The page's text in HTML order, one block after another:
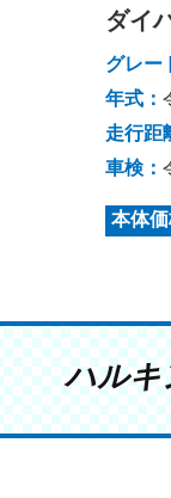
ダイ
グレー
年式：
走行距
車検：
本体
ハルキ